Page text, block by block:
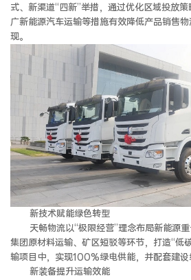
式、新渠道“四新”举措，通过优化区域投放
广新能源汽车运输等措施有效降低产品销售
现。
新技术赋能绿色转型
天畅物流以“极限经营”理念布局新能源
集团原材料运输、矿区短驳等环节，打造“低
输项目中，实现100%绿电供能，并配套建设
新装备提升运输效能